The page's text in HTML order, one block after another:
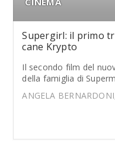
Supergirl: il primo
cane Krypto
Il secondo film del
della famiglia di
ANGELA